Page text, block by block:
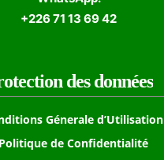
+226 71 13 69 42
des données
Génerale d’Utilisation
Politique de Confidentialité